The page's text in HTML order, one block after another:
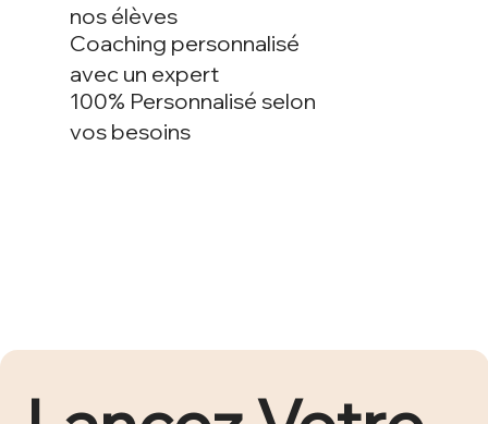
nos élèves
Coaching personnalisé
avec un expert
100% Personnalisé selon
vos besoins